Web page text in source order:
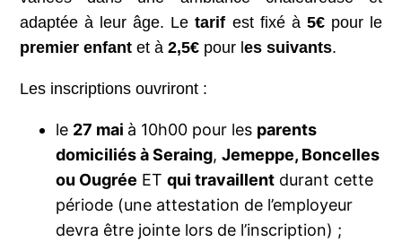
adaptée à leur âge. Letarif est fixé à 5€ pour le
premier enfant et à 2,5€ pour l es suivants.
Les inscriptions ouvriront :
le 27 mai à 10h00 pour les parents
domiciliés à Seraing, Jemeppe, Boncelles
ou Ougrée ET qui travaillent durant cette
période (une attestation de l’employeur
devra être jointe lors de l’inscription) ;